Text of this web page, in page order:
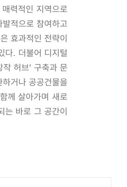
력적인 지역으로
적으로 참여하고
효과적인 전략이
다. 더불어 디지털
허브’ 구축과 문
거나 공공건물을
께 살아가며 새로
바로 그 공간이